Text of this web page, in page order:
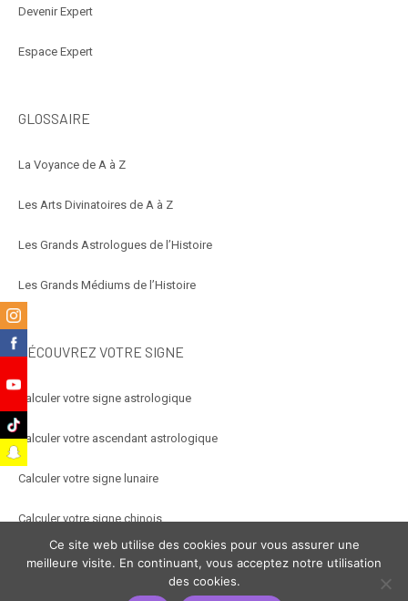
Devenir Expert
Espace Expert
GLOSSAIRE
La Voyance de A à Z
Les Arts Divinatoires de A à Z
Les Grands Astrologues de l’Histoire
Les Grands Médiums de l’Histoire
DÉCOUVREZ VOTRE SIGNE
Calculer votre signe astrologique
Calculer votre ascendant astrologique
Calculer votre signe lunaire
Calculer votre signe chinois
Calculer votre signe arabe
Ce site web utilise des cookies pour vous assurer une
meilleure visite. En continuant, vous acceptez notre utilisation
des cookies.